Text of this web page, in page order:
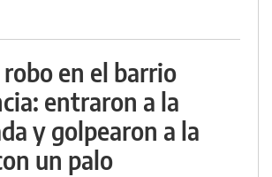
en el barrio
entraron a la
y golpearon a la
un palo